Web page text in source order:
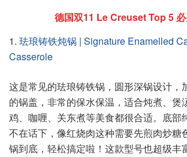
德国双11 Le Creuset Top 5
1. 珐琅铸铁炖锅 | Signature Enamelled
Casserole
这是常见的珐琅铸铁锅，圆形深锅设计，
的锅盖，非常的保水保温，适合炖煮、煲
鸡、咖喱、关东煮等美食都很合适。底部
不在话下，像红烧肉这种需要先煎肉炒糖
锅到底，轻松搞定啦！这款型号也超级丰